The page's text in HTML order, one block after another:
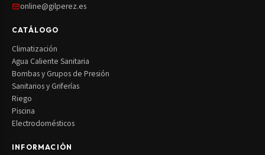
online@gilperez.es
CATÁLOGO
Climatización
Agua Caliente Sanitaria
Bombas y Grupos de Presión
Sanitarios y Griferías
Riego
Piscina
Electrodomésticos
INFORMACIÓN